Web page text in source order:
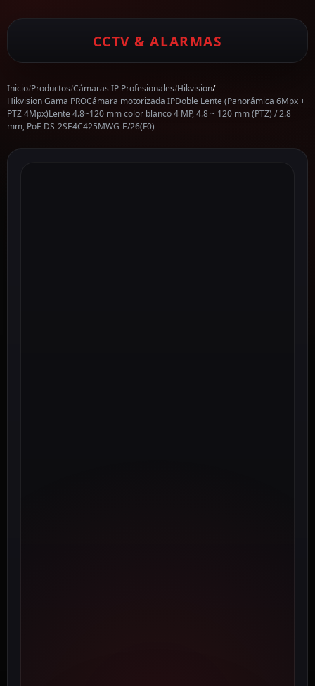
CCTV & ALARMAS
Inicio/Productos/Cámaras IP Profesionales/Hikvision/
Hikvision Gama PROCámara motorizada IPDoble Lente (Panorámica 6Mpx +
PTZ 4Mpx)Lente 4.8~120 mm color blanco 4 MP, 4.8 ~ 120 mm (PTZ) / 2.8
mm, PoE DS-2SE4C425MWG-E/26(F0)